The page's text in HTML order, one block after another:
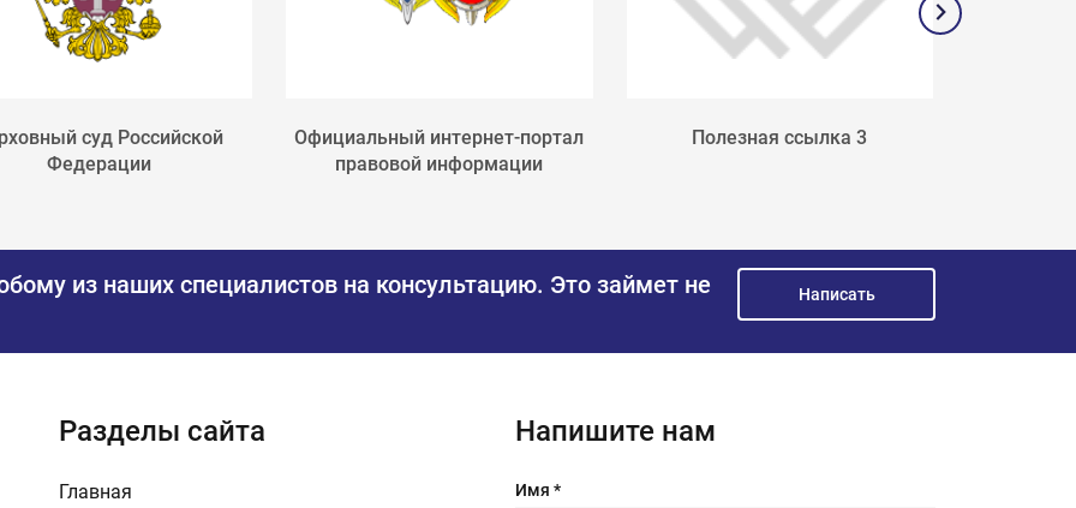
суд Российской
Федерации
Официальный интернет-портал
правовой информации
Полезная ссылка 3
из наших специалистов на консультацию. Это займет не Написать
Разделы сайта
Главная
Напишите нам
Имя *